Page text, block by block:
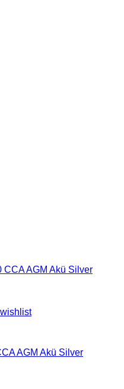
AGM Akü Silver